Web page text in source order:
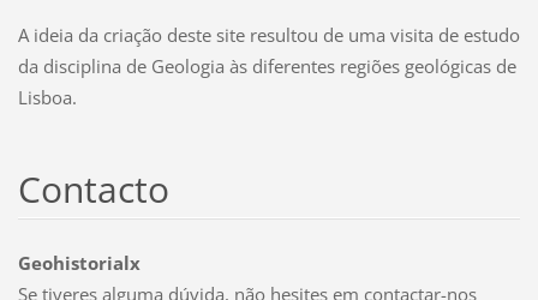
A ideia da criação deste site resultou de uma visita de estudo
da disciplina de Geologia às diferentes regiões geológicas de
Lisboa.
Contacto
Geohistorialx
Se tiveres alguma dúvida, não hesites em contactar-nos